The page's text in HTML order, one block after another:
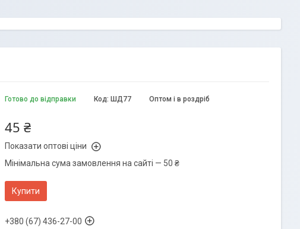
Готово до відправки Оптом і в роздріб
Код: ШД77
45 ₴
Показати оптові ціни
Мінімальна сума замовлення на сайті — 50 ₴
Купити
+380 (67) 436-27-00